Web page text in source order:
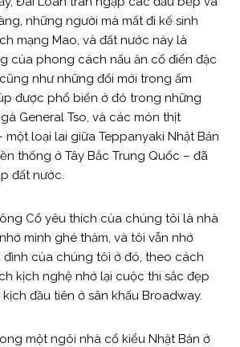
những người mà mất đi kế sinh
mạng Mao, và đất nước này là
của phong cách nấu ăn cổ điển đặc
như những đổi mới trong ẩm
được phổ biến ở đó trong những
General Tso, và các món thịt
một loại lai giữa Teppanyaki Nhật Bản
thống ở Tây Bắc Trung Quốc – đã
đất nước.
Cổ yêu thích của chúng tôi là nhà
mình ghé thăm, và tôi vẫn nhớ
của chúng tôi ở đó, theo cách
kịch nghệ nhớ lại cuộc thi sắc đẹp
đầu tiên ở sân khấu Broadway.
một ngôi nhà cổ kiểu Nhật Bản ở